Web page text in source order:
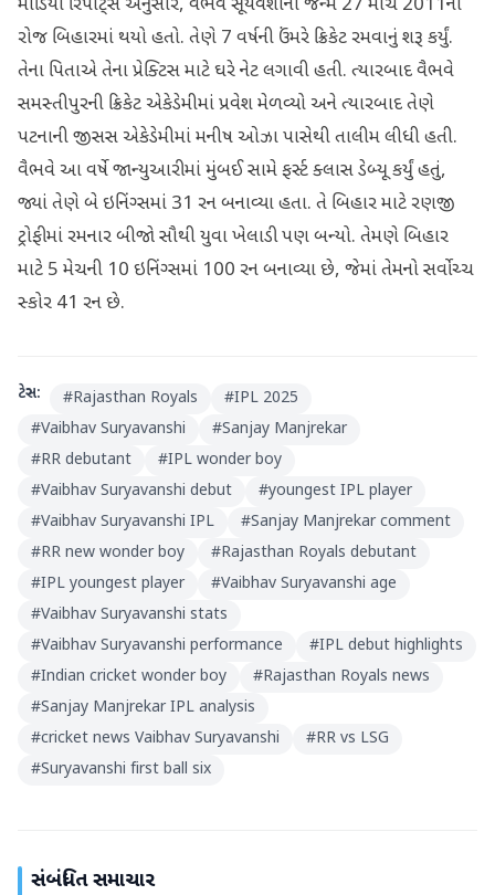
મીડિયા રિપોર્ટ્સ અનુસાર, વૈભવ સૂર્યવંશીનો જન્મ 27 માર્ચ 2011ના
રોજ બિહારમાં થયો હતો. તેણે 7 વર્ષની ઉંમરે ક્રિકેટ રમવાનું શરૂ કર્યું.
તેના પિતાએ તેના પ્રેક્ટિસ માટે ઘરે નેટ લગાવી હતી. ત્યારબાદ વૈભવે
સમસ્તીપુરની ક્રિકેટ એકેડેમીમાં પ્રવેશ મેળવ્યો અને ત્યારબાદ તેણે
પટનાની જીસસ એકેડેમીમાં મનીષ ઓઝા પાસેથી તાલીમ લીધી હતી.
વૈભવે આ વર્ષે જાન્યુઆરીમાં મુંબઈ સામે ફર્સ્ટ ક્લાસ ડેબ્યૂ કર્યું હતું,
જ્યાં તેણે બે ઇનિંગ્સમાં 31 રન બનાવ્યા હતા. તે બિહાર માટે રણજી
ટ્રોફીમાં રમનાર બીજો સૌથી યુવા ખેલાડી પણ બન્યો. તેમણે બિહાર
માટે 5 મેચની 10 ઇનિંગ્સમાં 100 રન બનાવ્યા છે, જેમાં તેમનો સર્વોચ્ચ
સ્કોર 41 રન છે.
ટેગ્સ: #Rajasthan Royals #IPL 2025
#Vaibhav Suryavanshi #Sanjay Manjrekar
#RR debutant #IPL wonder boy
#Vaibhav Suryavanshi debut #youngest IPL player
#Vaibhav Suryavanshi IPL #Sanjay Manjrekar comment
#RR new wonder boy #Rajasthan Royals debutant
#IPL youngest player #Vaibhav Suryavanshi age
#Vaibhav Suryavanshi stats
#Vaibhav Suryavanshi performance #IPL debut highlights
#Indian cricket wonder boy #Rajasthan Royals news
#Sanjay Manjrekar IPL analysis
#cricket news Vaibhav Suryavanshi #RR vs LSG
#Suryavanshi first ball six
સંબંધિત સમાચાર